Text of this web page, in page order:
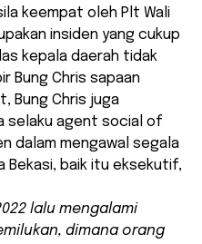
keempat oleh Plt Wali
insiden yang cukup
kepala daerah tidak
Bung Chris sapaan
Bung Chris juga
selaku agent social of
dalam mengawal segala
Bekasi, baik itu eksekutif,
lalu mengalami
dimana orang